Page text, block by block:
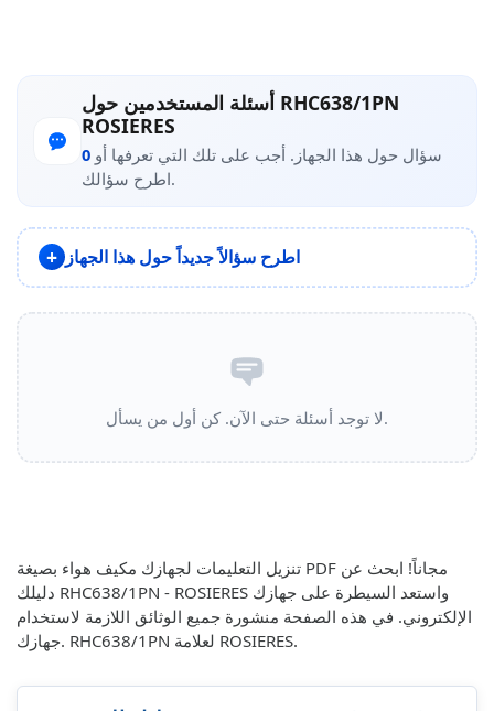
أسئلة المستخدمين حول RHC638/1PN
ROSIERES
0
اطرح سؤالك.
اطرح سؤالاً جديداً حول هذا الجهاز
لا توجد أسئلة حتى الآن. كن أول من يسأل.
تنزيل التعليمات لجهازك مكيف هواء بصيغة PDF مجاناً! ابحث عن
دليلك RHC638/1PN - ROSIERES واستعد السيطرة على جهازك
الإلكتروني. في هذه الصفحة منشورة جميع الوثائق اللازمة لاستخدام
جهازك. RHC638/1PN لعلامة ROSIERES.